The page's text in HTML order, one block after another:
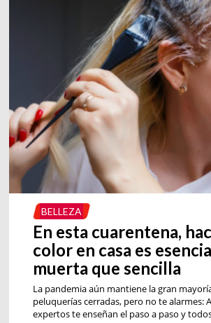
BELLEZA
En esta cuarentena,
color en casa es
muerta que sencilla
La pandemia aún mantiene la gran
peluquerías cerradas, pero no te alarmes:
expertos te enseñan el paso a paso y